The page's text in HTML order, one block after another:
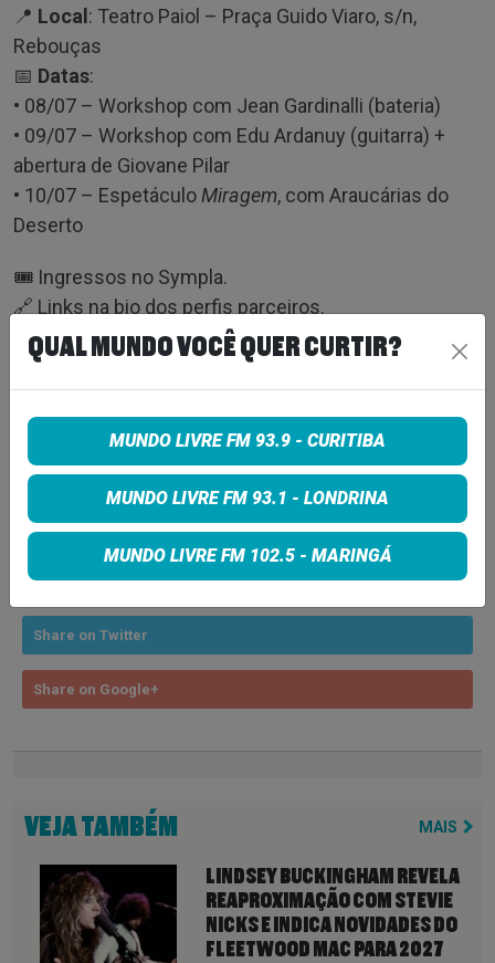
📍 Local : Teatro Paiol – Praça Guido Viaro, s/n,
Rebouças
📅 Datas:
• 08/07 – Workshop com Jean Gardinalli (bateria)
• 09/07 – Workshop com Edu Ardanuy (guitarra) +
abertura de Giovane Pilar
• 10/07 – EspetáculoMiragem, com Araucárias do
Deserto
🎟️ Ingressos no Sympla.
🔗 Links na bio dos perfis parceiros.
NOTICIA
COMPARTILHE
Share on Facebook
Share on Twitter
Share on Google+
VEJA TAMBÉM MAIS
LINDSEY BUCKINGHAM REVELA
REAPROXIMAÇÃO COM STEVIE
NICKS E INDICA NOVIDADES DO
FLEETWOOD MAC PARA 2027
QUAL MUNDO VOCÊ QUER CURTIR?
MUNDO LIVRE FM 93.9 - CURITIBA
MUNDO LIVRE FM 93.1 - LONDRINA
MUNDO LIVRE FM 102.5 - MARINGÁ